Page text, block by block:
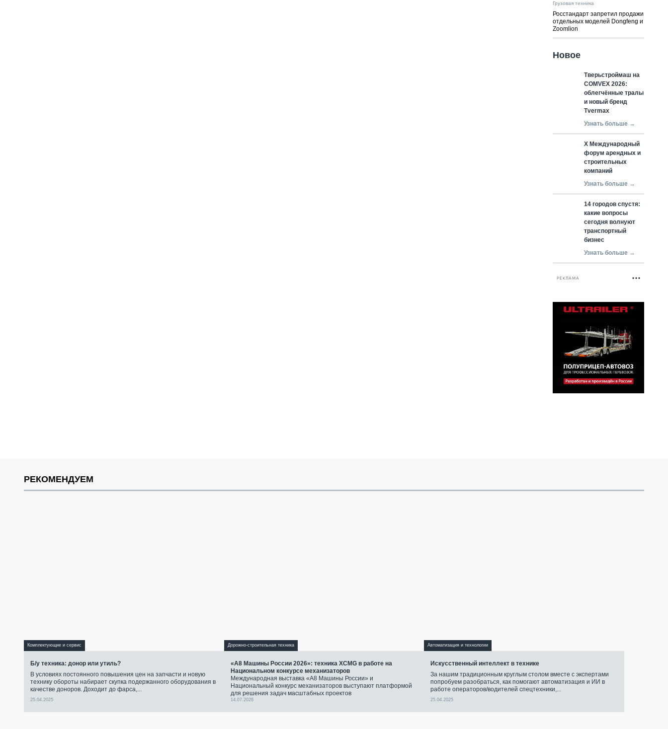
Грузовая техника
Росстандарт запретил продажи
отдельных моделей Dongfeng и
Zoomlion
Новое
Тверьстроймаш на
COMVEX 2026:
облегчённые тралы
и новый бренд
Tvermax
Узнать больше →
X Международный
форум арендных и
строительных
компаний
Узнать больше →
14 городов спустя:
какие вопросы
сегодня волнуют
транспортный
бизнес
Узнать больше →
РЕКЛАМА
РЕКОМЕНДУЕМ
Комплектующие и сервис
Б/у техника: донор или утиль?
В условиях постоянного повышения цен на запчасти и новую
технику обороты набирает скупка подержанного оборудования в
качестве доноров. Доходит до фарса,...
25.04.2025
Дорожно-строительная техника
«А8 Машины России 2026»: техника XCMG в работе на
Национальном конкурсе механизаторов
Международная выставка «А8 Машины России» и
Национальный конкурс механизаторов выступают платформой
для решения задач масштабных проектов
14.07.2026
Автоматизация и технологии
Искусственный интеллект в технике
За нашим традиционным круглым столом вместе с экспертами
попробуем разобраться, как помогают автоматизация и ИИ в
работе операторов/водителей спецтехники,...
25.04.2025